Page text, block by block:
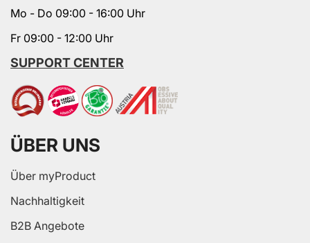
Mo - Do 09:00 - 16:00 Uhr
Fr 09:00 - 12:00 Uhr
SUPPORT CENTER
ÜBER UNS
Über myProduct
Nachhaltigkeit
B2B Angebote